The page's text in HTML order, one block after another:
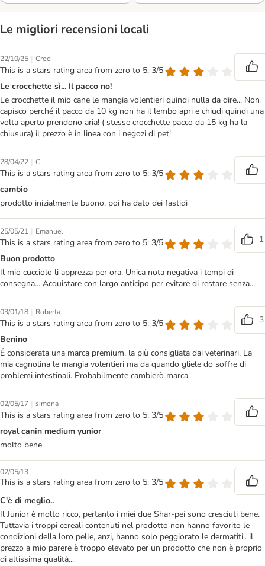
Le migliori recensioni locali
22/10/25 | Croci
This is a stars rating area from zero to 5: 3/5
Le crocchette sì... Il pacco no!
Le crocchette il mio cane le mangia volentieri quindi nulla da dire... Non
capisco perché il pacco da 10 kg non ha il lembo apri e chiudi quindi una
volta aperto prendono aria! ( stesse crocchette pacco da 15 kg ha la
chiusura) il prezzo è in linea con i negozi di pet!
28/04/22 | C.
This is a stars rating area from zero to 5: 3/5
cambio
prodotto inizialmente buono, poi ha dato dei fastidi
25/05/21 | Emanuel
This is a stars rating area from zero to 5: 3/5
1
Buon prodotto
Il mio cucciolo li apprezza per ora. Unica nota negativa i tempi di
consegna... Acquistare con largo anticipo per evitare di restare senza...
03/01/18 | Roberta
This is a stars rating area from zero to 5: 3/5
3
Benino
É considerata una marca premium, la più consigliata dai veterinari. La
mia cagnolina le mangia volentieri ma da quando gliele do soffre di
problemi intestinali. Probabilmente cambierò marca.
02/05/17 | simona
This is a stars rating area from zero to 5: 3/5
royal canin medium yunior
molto bene
02/05/13
This is a stars rating area from zero to 5: 3/5
C'è di meglio..
Il Junior è molto ricco, pertanto i miei due Shar-pei sono cresciuti bene.
Tuttavia i troppi cereali contenuti nel prodotto non hanno favorito le
condizioni della loro pelle, anzi, hanno solo peggiorato le dermatiti.. il
prezzo a mio parere è troppo elevato per un prodotto che non è proprio
di altissima qualità...